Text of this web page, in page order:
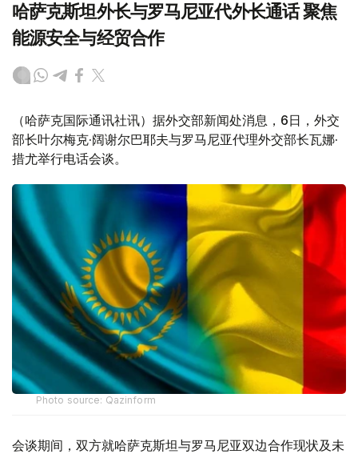
哈萨克斯坦外长与罗马尼亚代外长通话 聚焦
能源安全与经贸合作
（哈萨克国际通讯社讯）据外交部新闻处消息，6日，外交
部长叶尔梅克·阔谢尔巴耶夫与罗马尼亚代理外交部长瓦娜·
措尤举行电话会谈。
Photo source: Qazinform
会谈期间，双方就哈萨克斯坦与罗马尼亚双边合作现状及未